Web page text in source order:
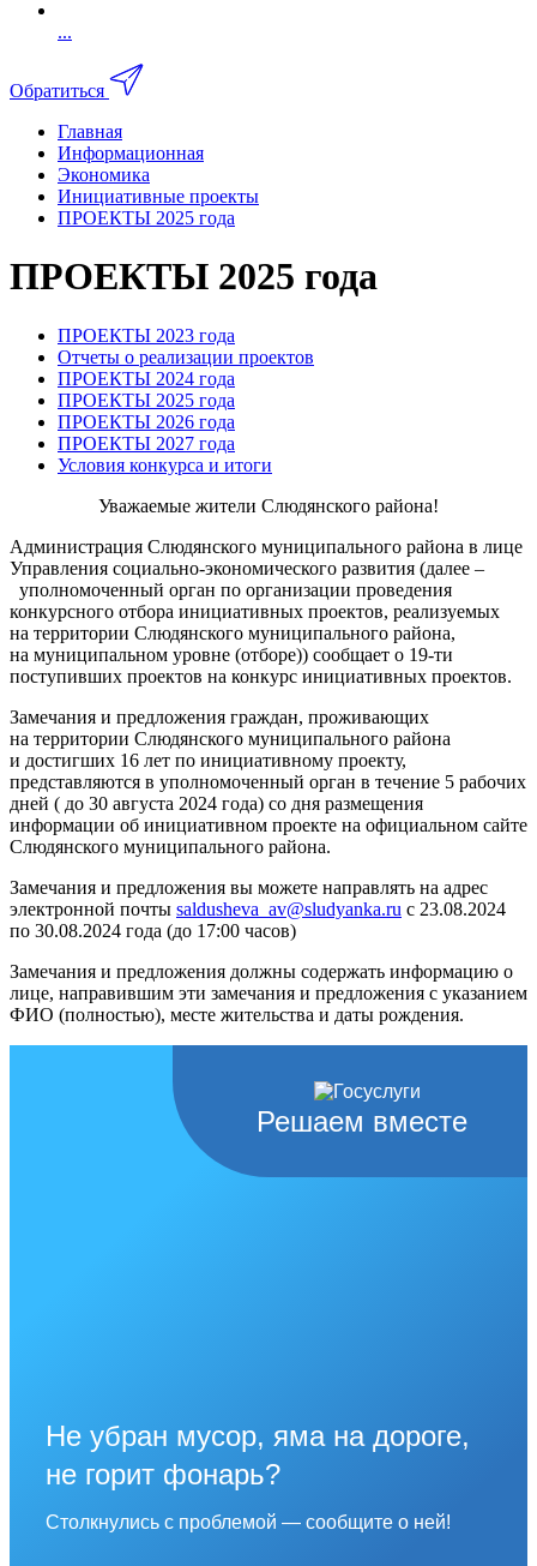
...
Обратиться
Главная
Информационная
Экономика
Инициативные проекты
ПРОЕКТЫ 2025 года
ПРОЕКТЫ 2025 года
ПРОЕКТЫ 2023 года
Отчеты о реализации проектов
ПРОЕКТЫ 2024 года
ПРОЕКТЫ 2025 года
ПРОЕКТЫ 2026 года
ПРОЕКТЫ 2027 года
Условия конкурса и итоги
Уважаемые жители Слюдянского района!
Администрация Слюдянского муниципального района в лице
Управления социально-экономического развития (далее –
уполномоченный орган по организации проведения
конкурсного отбора инициативных проектов, реализуемых
на территории Слюдянского муниципального района,
на муниципальном уровне (отборе)) сообщает о 19-ти
поступивших проектов на конкурс инициативных проектов.
Замечания и предложения граждан, проживающих
на территории Слюдянского муниципального района
и достигших 16 лет по инициативному проекту,
представляются в уполномоченный орган в течение 5 рабочих
дней ( до 30 августа 2024 года) со дня размещения
информации об инициативном проекте на официальном сайте
Слюдянского муниципального района.
Замечания и предложения вы можете направлять на адрес
электронной почты saldusheva_av@sludyanka.ru с 23.08.2024
по 30.08.2024 года (до 17:00 часов)
Замечания и предложения должны содержать информацию о
лице, направившим эти замечания и предложения с указанием
ФИО (полностью), месте жительства и даты рождения.
Решаем вместе
Не убран мусор, яма на дороге,
не горит фонарь?
Столкнулись с проблемой — сообщите о ней!